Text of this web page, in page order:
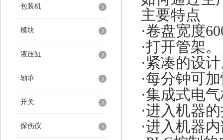
包装机
模块
液压缸
轴承
开关
探伤仪
主要特点
·卷盘宽度
·打开管架。
·紧凑的设
·每分钟可
·集成式电
·进入机器
·进入机器